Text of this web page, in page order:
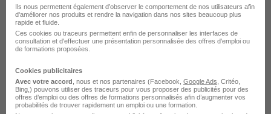
Fontenay-le-Comte - 85 Intérim
12,31 € / heure
18 mois
Conducteur de Machines Fabrication
Ils nous permettent également d’observer le comportement de nos utilisateurs afin
d'améliorer nos produits et rendre la navigation dans nos sites beaucoup plus
rapide et fluide.
Ces cookies ou traceurs permettent enfin de personnaliser les interfaces de
consultation et d'effectuer une présentation personnalisée des offres d'emploi ou
de formations proposées.
Cookies publicitaires
Avec votre accord , nous et nos partenaires (Facebook, Google Ads , Critéo,
Bing,) pouvons utiliser des traceurs pour vous proposer des publicités pour des
offres d’emploi ou des offres de formations personnalisés afin d’augmenter vos
probabilités de trouver rapidement un emploi ou une formation.